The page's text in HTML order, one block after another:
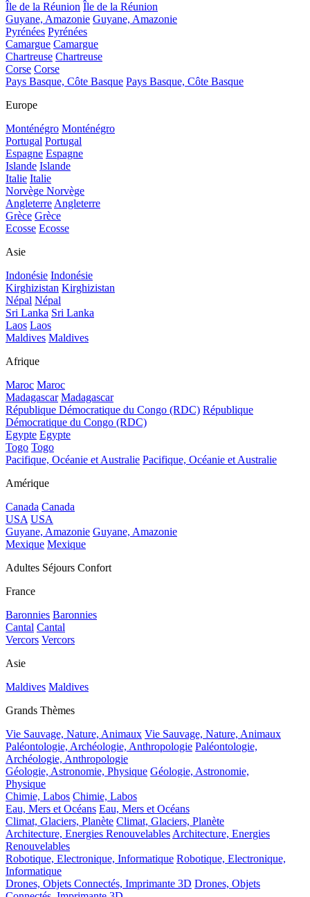
Île de la Réunion Île de la Réunion
Guyane, Amazonie Guyane, Amazonie
Pyrénées Pyrénées
Camargue Camargue
Chartreuse Chartreuse
Corse Corse
Pays Basque, Côte Basque Pays Basque, Côte Basque
Europe
Monténégro Monténégro
Portugal Portugal
Espagne Espagne
Islande Islande
Italie Italie
Norvège Norvège
Angleterre Angleterre
Grèce Grèce
Ecosse Ecosse
Asie
Indonésie Indonésie
Kirghizistan Kirghizistan
Népal Népal
Sri Lanka Sri Lanka
Laos Laos
Maldives Maldives
Afrique
Maroc Maroc
Madagascar Madagascar
République Démocratique du Congo (RDC) République
Démocratique du Congo (RDC)
Egypte Egypte
Togo Togo
Pacifique, Océanie et Australie Pacifique, Océanie et Australie
Amérique
Canada Canada
USA USA
Guyane, Amazonie Guyane, Amazonie
Mexique Mexique
Adultes Séjours Confort
France
Baronnies Baronnies
Cantal Cantal
Vercors Vercors
Asie
Maldives Maldives
Grands Thèmes
Vie Sauvage, Nature, Animaux Vie Sauvage, Nature, Animaux
Paléontologie, Archéologie, Anthropologie Paléontologie,
Archéologie, Anthropologie
Géologie, Astronomie, Physique Géologie, Astronomie,
Physique
Chimie, Labos Chimie, Labos
Eau, Mers et Océans Eau, Mers et Océans
Climat, Glaciers, Planète Climat, Glaciers, Planète
Architecture, Energies Renouvelables Architecture, Energies
Renouvelables
Robotique, Electronique, Informatique Robotique, Electronique,
Informatique
Drones, Objets Connectés, Imprimante 3D Drones, Objets